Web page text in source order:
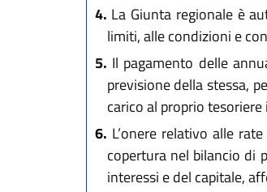
4. La Giunta regionale è
limiti, alle condizioni e
5. Il pagamento delle
previsione della stessa,
carico al proprio
6. L’onere relativo alle
copertura nel bilancio di
interessi e del capitale,